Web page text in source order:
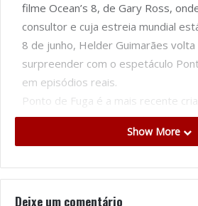
filme Ocean’s 8, de Gary Ross,
consultor e cuja estreia mundial
8 de junho, Helder Guimarães
surpreender com o espetáculo
em episódios reais.
Ponto de Fuga é a mais recente
Guimarães, que resulta da
práticas de ilusão que existem à
vemos e que queremos ver, Ponto
Show More
Deixe um comentário